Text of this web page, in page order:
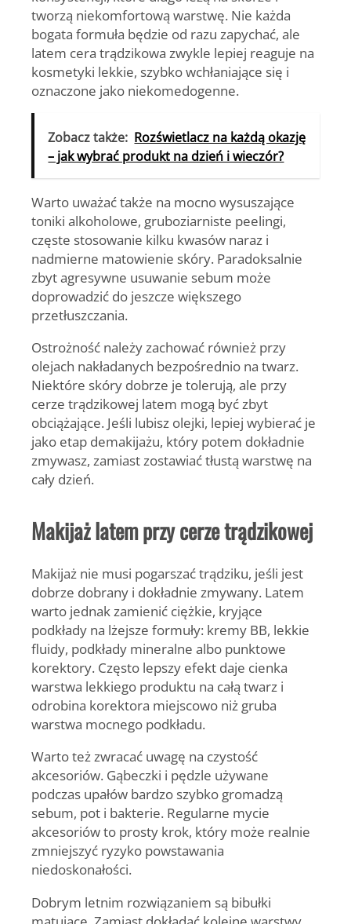
tworzą niekomfortową warstwę. Nie każda
bogata formuła będzie od razu zapychać, ale
latem cera trądzikowa zwykle lepiej reaguje na
kosmetyki lekkie, szybko wchłaniające się i
oznaczone jako niekomedogenne.
Zobacz także: Rozświetlacz na każdą okazję
– jak wybrać produkt na dzień i wieczór?
Warto uważać także na mocno wysuszające
toniki alkoholowe, gruboziarniste peelingi,
częste stosowanie kilku kwasów naraz i
nadmierne matowienie skóry. Paradoksalnie
zbyt agresywne usuwanie sebum może
doprowadzić do jeszcze większego
przetłuszczania.
Ostrożność należy zachować również przy
olejach nakładanych bezpośrednio na twarz.
Niektóre skóry dobrze je tolerują, ale przy
cerze trądzikowej latem mogą być zbyt
obciążające. Jeśli lubisz olejki, lepiej wybierać je
jako etap demakijażu, który potem dokładnie
zmywasz, zamiast zostawiać tłustą warstwę na
cały dzień.
Makijaż latem przy cerze trądzikowej
Makijaż nie musi pogarszać trądziku, jeśli jest
dobrze dobrany i dokładnie zmywany. Latem
warto jednak zamienić ciężkie, kryjące
podkłady na lżejsze formuły: kremy BB, lekkie
fluidy, podkłady mineralne albo punktowe
korektory. Często lepszy efekt daje cienka
warstwa lekkiego produktu na całą twarz i
odrobina korektora miejscowo niż gruba
warstwa mocnego podkładu.
Warto też zwracać uwagę na czystość
akcesoriów. Gąbeczki i pędzle używane
podczas upałów bardzo szybko gromadzą
sebum, pot i bakterie. Regularne mycie
akcesoriów to prosty krok, który może realnie
zmniejszyć ryzyko powstawania
niedoskonałości.
Dobrym letnim rozwiązaniem są bibułki